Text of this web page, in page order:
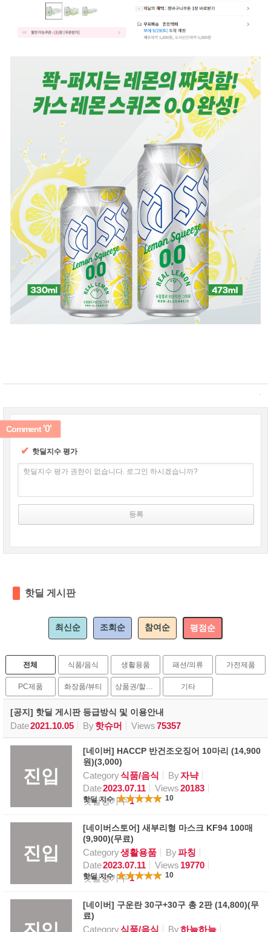
✔ 핫딜지수 평가
핫딜지수 평가 권한이 없습니다. 로그인 하시겠습니까?
Comment'0'
핫딜 게시판
최신순 조회순 참여순 평점순
전체 식품/음식 생활용품 패션/의류 가전제품
PC제품 화장품/뷰티 상품권/할인권 기타
[공지] 핫딜 게시판 등급방식 및 이용안내
Date2021.10.05 By핫슈머 Views75357
진입
[네이버] HACCP 반건조오징어 10마리 (14,900
원)(3,000)
Category식품/음식 By자냑
Date2023.07.11 Views20183
핫딜평가수1
핫딜 지수 10
진입
[네이버스토어] 새부리형 마스크 KF94 100매
(9,900)(무료)
Category생활용품 By파칭
Date2023.07.11 Views 19770
핫딜평가수1
핫딜 지수 10
[네이버] 구운란 30구+30구 총 2판 (14,800)(무
료)
Category식품/음식 By하늘하늘